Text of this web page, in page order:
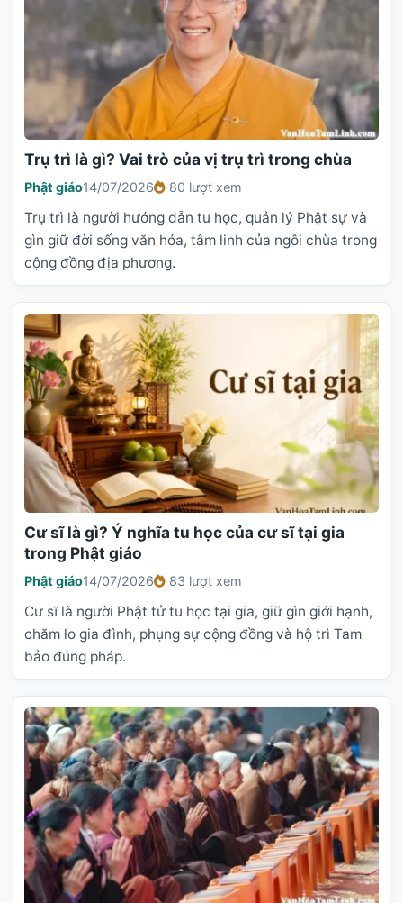
Trụ trì là gì? Vai trò của vị trụ trì trong chùa
Phật giáo14/07/2026 80 lượt xem
Trụ trì là người hướng dẫn tu học, quản lý Phật sự và
gìn giữ đời sống văn hóa, tâm linh của ngôi chùa trong
cộng đồng địa phương.
Cư sĩ là gì? Ý nghĩa tu học của cư sĩ tại gia
trong Phật giáo
Phật giáo14/07/2026 83 lượt xem
Cư sĩ là người Phật tử tu học tại gia, giữ gìn giới hạnh,
chăm lo gia đình, phụng sự cộng đồng và hộ trì Tam
bảo đúng pháp.